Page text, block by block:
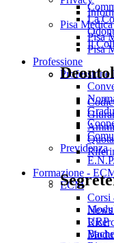
La
Il
URP
Pisa Medica
Pisa
Pisa
Professione
Professione
Previdenza
Formazione -
ECM
Corsi